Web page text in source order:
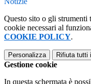
Questo sito o gli strumenti
cookie necessari al
COOKIE POLICY.
Personalizza Rifiuta tutti
Gestione cookie
In questa schermata è